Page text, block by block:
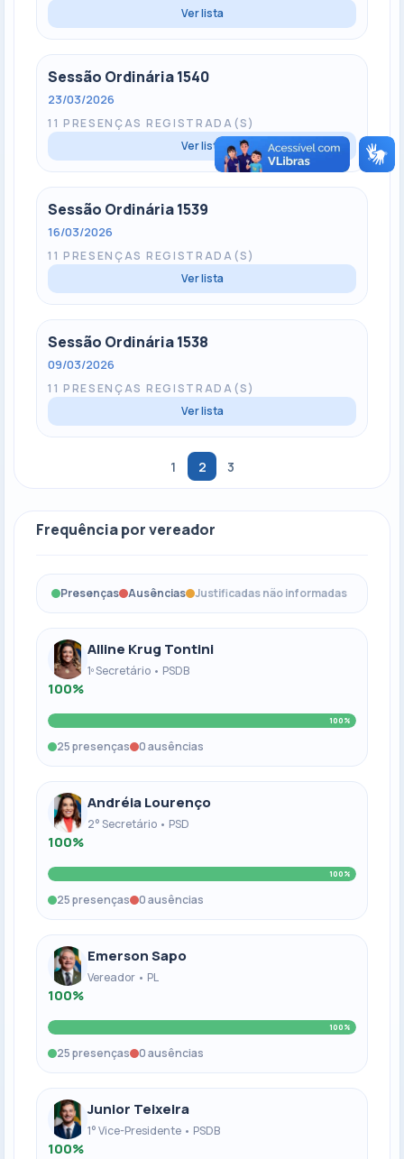
Ver lista
Sessão Ordinária 1540
23/03/2026
11 PRESENÇAS REGISTRADA(S)
Ver lista
Sessão Ordinária 1539
16/03/2026
11 PRESENÇAS REGISTRADA(S)
Ver lista
Sessão Ordinária 1538
09/03/2026
11 PRESENÇAS REGISTRADA(S)
Ver lista
1 2 3
Frequência por vereador
Presenças Ausências Justificadas não informadas
Alline Krug Tontini
1º Secretário • PSDB
100%
100%
25 presenças 0 ausências
Andréia Lourenço
2° Secretário • PSD
100%
100%
25 presenças 0 ausências
Emerson Sapo
Vereador • PL
100%
100%
25 presenças 0 ausências
Junior Teixeira
1° Vice-Presidente • PSDB
100%